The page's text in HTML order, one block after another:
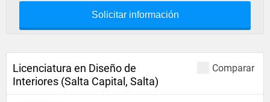
Solicitar información
Comparar
Licenciatura en Diseño de
Interiores (Salta Capital, Salta)